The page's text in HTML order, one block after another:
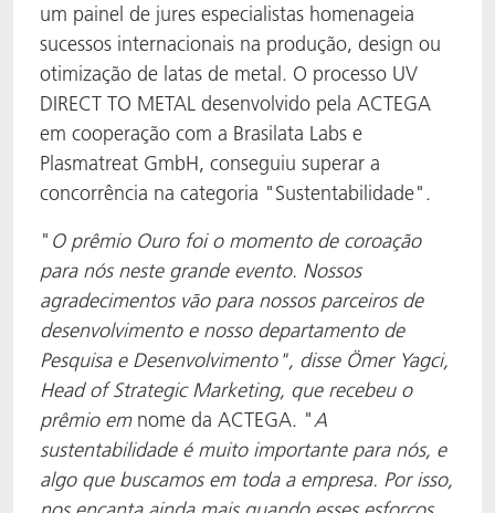
um painel de jures especialistas homenageia
sucessos internacionais na produção, design ou
otimização de latas de metal. O processo UV
DIRECT TO METAL desenvolvido pela ACTEGA
em cooperação com a Brasilata Labs e
Plasmatreat GmbH, conseguiu superar a
concorrência na categoria "Sustentabilidade".
" O prêmio Ouro foi o momento de coroação
para nós neste grande evento. Nossos
agradecimentos vão para nossos parceiros de
desenvolvimento e nosso departamento de
Pesquisa e Desenvolvimento", disse Ömer Yagci,
Head of Strategic Marketing, que recebeu o
prêmio emnome da ACTEGA. "A
sustentabilidade é muito importante para nós, e
algo que buscamos em toda a empresa. Por isso,